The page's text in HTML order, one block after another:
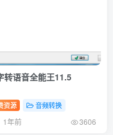
转语音全能王11.5
资源 音频转换
1年前 3606